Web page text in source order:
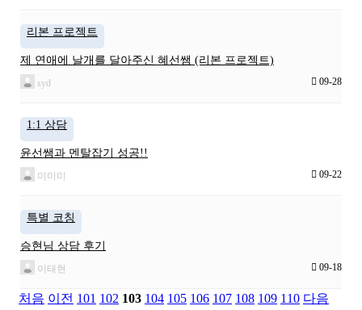
리본 프로젝트
제 연애에 날개를 달아주신 혜선쌤 (리본 프로젝트)
syd 09-28
1:1 상담
윤선쌤과 멘탈잡기 성공!!
미미미 09-22
특별 코칭
승현님 상담 후기
이태현 09-18
처음 이전 101 102 103 104 105 106 107 108 109 110 다음